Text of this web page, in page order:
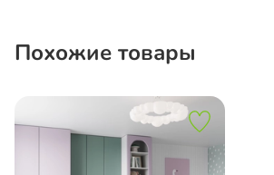
Похожие товары